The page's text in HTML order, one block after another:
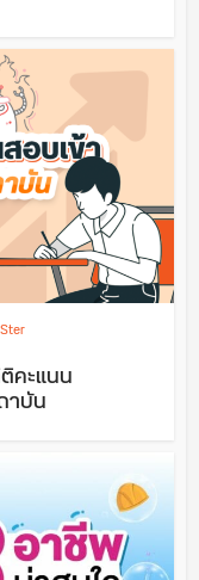
คะแนน
าบัน